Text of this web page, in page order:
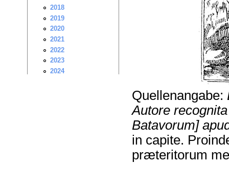
Quellenangabe:
Autore
Batavorum]
in capite.
præteritorum